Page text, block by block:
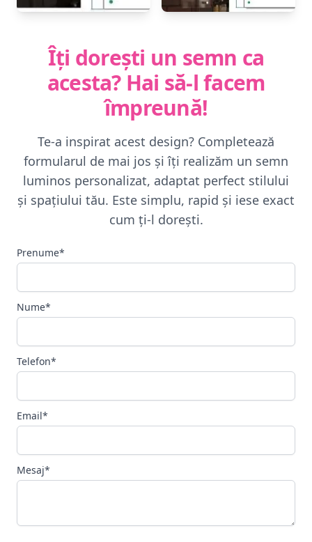
Îți dorești un semn ca
acesta? Hai să-l facem
împreună!
Te-a inspirat acest design? Completează
formularul de mai jos și îți realizăm un semn
luminos personalizat, adaptat perfect stilului
și spațiului tău. Este simplu, rapid și iese exact
cum ți-l dorești.
Prenume*
Nume*
Telefon*
Email*
Mesaj*